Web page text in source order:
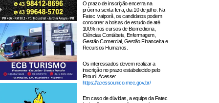
O prazo de inscrição encerra na
próxima sexta-feira, dia 10 de julho. Na
Fatec Ivaiporã, os candidatos podem
concorrer a bolsas de estudo de até
100% nos cursos de Biomedicina,
Ciências Contábeis, Enfermagem,
Gestão Comercial, Gestão Financeira e
Recursos Humanos.
Os interessados devem realizar a
inscrição no prazo estabelecido pelo
Prouni. Acesse:
https://acessounico.mec.gov.br/
Em caso de dúvidas, a equipe da Fatec